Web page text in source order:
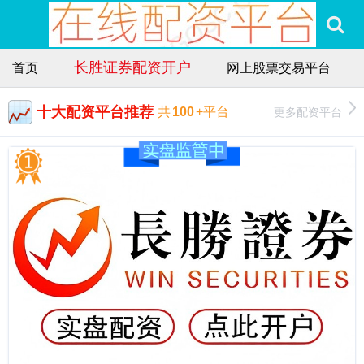
首页 长胜证券配资开户 网上股票交易平台
十大配资平台推荐 共100+平台 更多配资平台